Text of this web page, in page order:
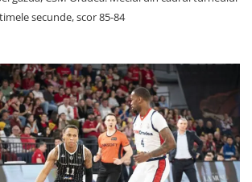
secunde, scor 85-84